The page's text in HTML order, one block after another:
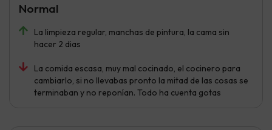
La limpieza regular, manchas de pintura, la cama sin
hacer 2 dias
La comida escasa, muy mal cocinado, el cocinero para
cambiarlo, si no llevabas pronto la mitad de las cosas se
terminaban y no reponían. Todo ha cuenta gotas
Normal